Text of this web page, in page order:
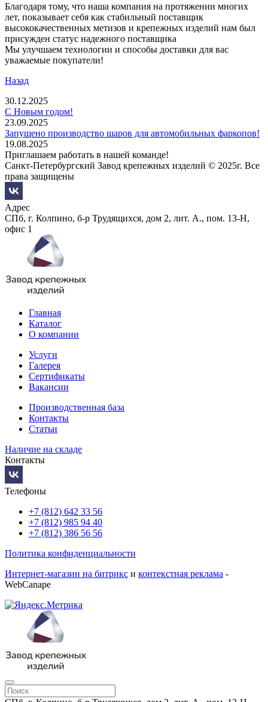
Благодаря тому, что наша компания на протяжении многих
лет, показывает себя как стабильный поставщик
высококачественных метизов и крепежных изделий нам был
присужден статус надежного поставщика
Мы улучшаем технологии и способы доставки для вас
уважаемые покупатели!
Назад
30.12.2025
С Новым годом!
23.09.2025
Запущено производство шаров для автомобильных фаркопов!
19.08.2025
Приглашаем работать в нашей команде!
Санкт-Петербургский Завод крепежных изделий © 2025г. Все
права защищены
Адрес
СПб, г. Колпино, б-р Трудящихся, дом 2, лит. А., пом. 13-Н,
офис 1
Главная
Каталог
О компании
Услуги
Галерея
Сертификаты
Вакансии
Производственная база
Контакты
Статьи
Наличие на складе
Контакты
Телефоны
+7 (812) 642 33 56
+7 (812) 985 94 40
+7 (812) 386 56 56
Политика конфиденциальности
Интернет-магазин на битрикс и контекстная реклама -
WebCanape